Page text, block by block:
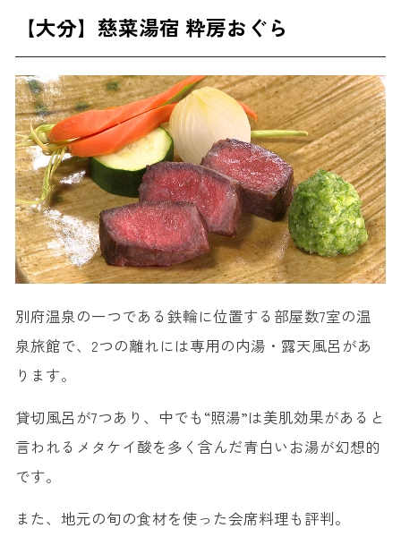
【大分】慈菜湯宿 粋房おぐら
別府温泉の一つである鉄輪に位置する部屋数7室の温
泉旅館で、2つの離れには専用の内湯・露天風呂があ
ります。
貸切風呂が7つあり、中でも“照湯”は美肌効果があると
言われるメタケイ酸を多く含んだ青白いお湯が幻想的
です。
また、地元の旬の食材を使った会席料理も評判。